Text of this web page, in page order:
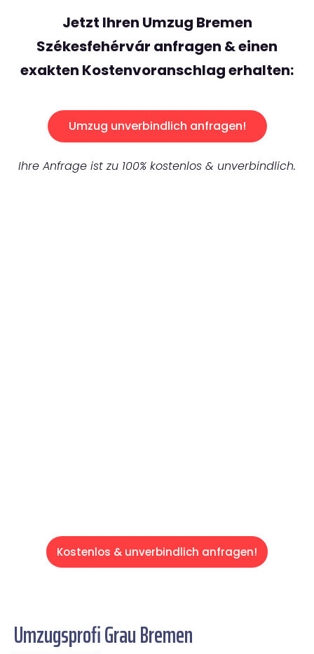
Jetzt Ihren Umzug Bremen
Székesfehérvár anfragen & einen
exakten Kostenvoranschlag erhalten:
Umzug unverbindlich anfragen!
Ihre Anfrage ist zu 100% kostenlos & unverbindlich.
Kostenlos & unverbindlich anfragen!
Umzugsprofi Grau Bremen